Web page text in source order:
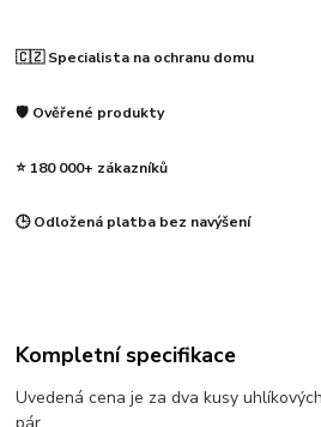
🇨🇿 Specialista na ochranu domu
🛡️ Ověřené produkty
⭐ 180 000+ zákazníků
🕒 Odložená platba bez navýšení
Kompletní specifikace
Uvedená cena je za dva kusy